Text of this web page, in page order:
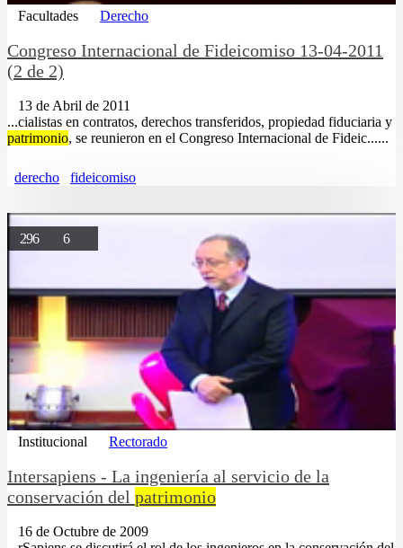
Facultades Derecho
Congreso Internacional de Fideicomiso 13-04-2011
(2 de 2)
13 de Abril de 2011
...cialistas en contratos, derechos transferidos, propiedad fiduciaria y
patrimonio, se reunieron en el Congreso Internacional de Fideic......
derecho fideicomiso
296 6
Institucional Rectorado
Intersapiens - La ingeniería al servicio de la
conservación del patrimonio
16 de Octubre de 2009